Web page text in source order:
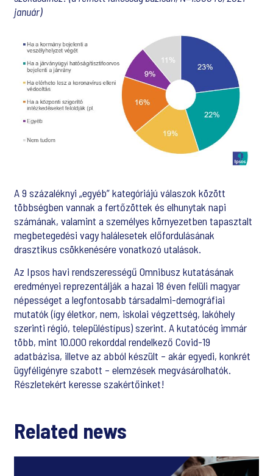
január)
A 9 százaléknyi „egyéb” kategóriájú válaszok között
többségben vannak a fertőzöttek és elhunytak napi
számának, valamint a személyes környezetben tapasztalt
megbetegedési vagy halálesetek előfordulásának
drasztikus csökkenésére vonatkozó utalások.
Az Ipsos havi rendszerességű Omnibusz kutatásának
eredményei reprezentálják a hazai 18 éven felüli magyar
népességet a legfontosabb társadalmi-demográfiai
mutatók (így életkor, nem, iskolai végzettség, lakóhely
szerinti régió, településtípus) szerint. A kutatócég immár
több, mint 10.000 rekorddal rendelkező Covid-19
adatbázisa, illetve az abból készült – akár egyedi, konkrét
ügyféligényre szabott – elemzések megvásárolhatók.
Részletekért keresse szakértőinket!
Related news